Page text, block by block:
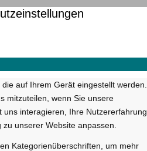
auf Ihrem Gerät eingestellt werden.
mitzuteilen, wenn Sie unsere
uns interagieren, Ihre Nutzererfahrung
unserer Website anpassen.
Kategorienüberschriften, um mehr